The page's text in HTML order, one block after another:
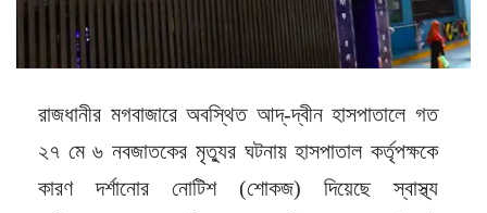
রাজধানীর মগবাজারে অবস্থিত আদ্-দ্বীন হাসপাতালে গত
২৭ মে ৬ নবজাতকের মৃত্যুর ঘটনায় হাসপাতাল কর্তৃপক্ষকে
কারণ দর্শানোর নোটিশ (শোকজ) দিয়েছে স্বাস্থ্য